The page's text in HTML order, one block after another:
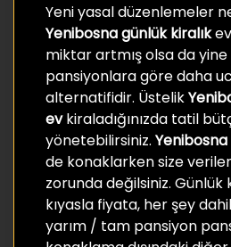
Yeni yasal düzenlemeler
Yenibosna günlük kiralık
miktar artmış olsa da
pansiyonlara göre daha
alternatifidir. Üstelik
evkiraladığınızda tatil
yönetebilirsiniz. Yenibosna
de konaklarken size
zorunda değilsiniz.
kıyasla fiyata, her şey
yarım / tam pansiyon